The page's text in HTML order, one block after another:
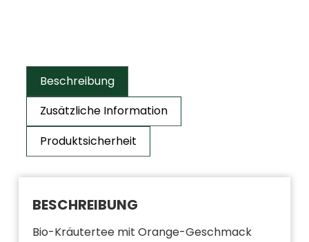
Beschreibung
Zusätzliche Information
Produktsicherheit
BESCHREIBUNG
Bio-Kräutertee mit Orange-Geschmack